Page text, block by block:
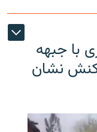
با جبهه
نشان